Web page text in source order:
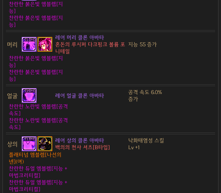
찬란한 붉은빛 엠블렘[지
능]
찬란한 붉은빛 엠블렘[지
능]
머리
레어 머리 클론 아바타
혼돈의 루시퍼 다크핑크 볼륨 포
니테일
지능 55 증가
찬란한 붉은빛 엠블렘[지
능]
찬란한 붉은빛 엠블렘[지
능]
얼굴 레어 얼굴 클론 아바타
공격 속도 6.0%
증가
찬란한 노란빛 엠블렘[공격
속도]
찬란한 노란빛 엠블렘[공격
속도]
상의
레어 상의 클론 아바타
백의의 천사 셔츠[B타입]
낙화태염성 스킬
Lv +1
플래티넘 엠블렘[나선의
넨](여)
찬란한 듀얼 엠블렘[지능 +
마법크리티컬]
찬란한 듀얼 엠블렘[지능 +
마법크리티컬]